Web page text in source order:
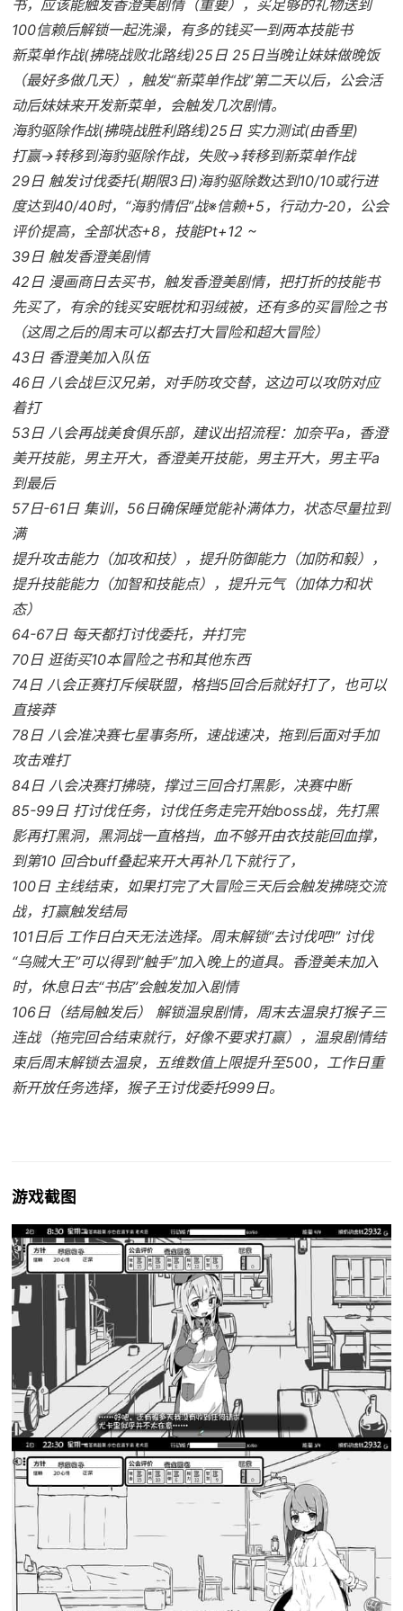
书，应该能触发香澄美剧情（重要），买足够的礼物送到
100信赖后解锁一起洗澡，有多的钱买一到两本技能书
新菜单作战(拂晓战败北路线)25日 25日当晚让妹妹做晚饭
（最好多做几天），触发“新菜单作战”第二天以后，公会活
动后妹妹来开发新菜单，会触发几次剧情。
海豹驱除作战(拂晓战胜利路线)25日 实力测试(由香里)
打赢→转移到海豹驱除作战，失败→转移到新菜单作战
29日 触发讨伐委托(期限3日)海豹驱除数达到10/10或行进
度达到40/40时，“海豹情侣”战※信赖+5，行动力-20，公会
评价提高，全部状态+8，技能Pt+12 ~
39日 触发香澄美剧情
42日 漫画商日去买书，触发香澄美剧情，把打折的技能书
先买了，有余的钱买安眠枕和羽绒被，还有多的买冒险之书
（这周之后的周末可以都去打大冒险和超大冒险）
43日 香澄美加入队伍
46日 八会战巨汉兄弟，对手防攻交替，这边可以攻防对应
着打
53日 八会再战美食俱乐部，建议出招流程：加奈平a，香澄
美开技能，男主开大，香澄美开技能，男主开大，男主平a
到最后
57日-61日 集训，56日确保睡觉能补满体力，状态尽量拉到
满
提升攻击能力（加攻和技），提升防御能力（加防和毅），
提升技能能力（加智和技能点），提升元气（加体力和状
态）
64-67日 每天都打讨伐委托，并打完
70日 逛街买10本冒险之书和其他东西
74日 八会正赛打斥候联盟，格挡5回合后就好打了，也可以
直接莽
78日 八会准决赛七星事务所，速战速决，拖到后面对手加
攻击难打
84日 八会决赛打拂晓，撑过三回合打黑影，决赛中断
85-99日 打讨伐任务，讨伐任务走完开始boss战，先打黑
影再打黑洞，黑洞战一直格挡，血不够开由衣技能回血撑，
到第10 回合buff叠起来开大再补几下就行了，
100日 主线结束，如果打完了大冒险三天后会触发拂晓交流
战，打赢触发结局
101日后 工作日白天无法选择。周末解锁“去讨伐吧!” 讨伐
“乌贼大王”可以得到“触手”加入晚上的道具。香澄美未加入
时，休息日去“书店”会触发加入剧情
106日（结局触发后） 解锁温泉剧情，周末去温泉打猴子三
连战（拖完回合结束就行，好像不要求打赢），温泉剧情结
束后周末解锁去温泉，五维数值上限提升至500，工作日重
新开放任务选择，猴子王讨伐委托999日。
游戏截图